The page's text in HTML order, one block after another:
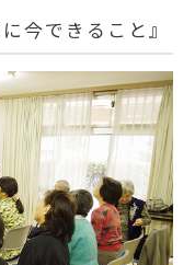
今できること』